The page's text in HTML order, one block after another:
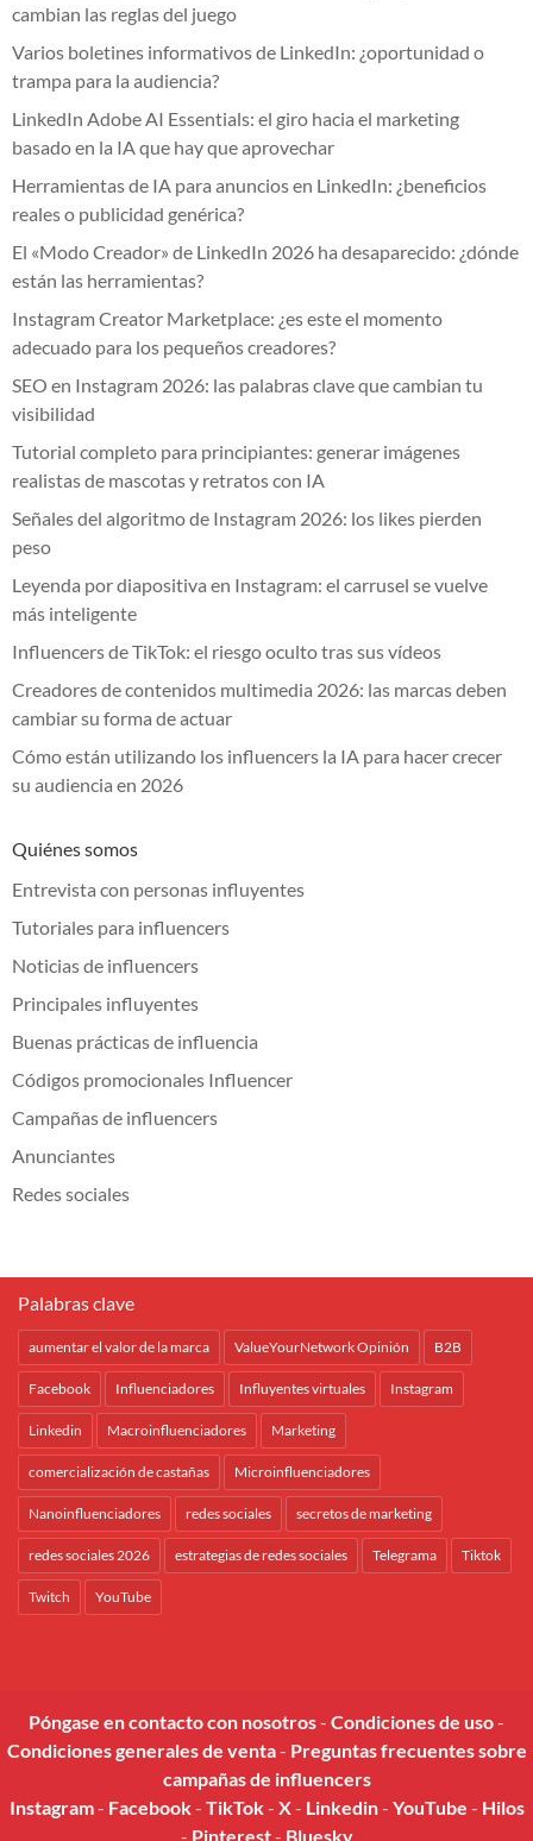
cambian las reglas del juego
Varios boletines informativos de LinkedIn: ¿oportunidad o
trampa para la audiencia?
LinkedIn Adobe AI Essentials: el giro hacia el marketing
basado en la IA que hay que aprovechar
Herramientas de IA para anuncios en LinkedIn: ¿beneficios
reales o publicidad genérica?
El «Modo Creador» de LinkedIn 2026 ha desaparecido: ¿dónde
están las herramientas?
Instagram Creator Marketplace: ¿es este el momento
adecuado para los pequeños creadores?
SEO en Instagram 2026: las palabras clave que cambian tu
visibilidad
Tutorial completo para principiantes: generar imágenes
realistas de mascotas y retratos con IA
Señales del algoritmo de Instagram 2026: los likes pierden
peso
Leyenda por diapositiva en Instagram: el carrusel se vuelve
más inteligente
Influencers de TikTok: el riesgo oculto tras sus vídeos
Creadores de contenidos multimedia 2026: las marcas deben
cambiar su forma de actuar
Cómo están utilizando los influencers la IA para hacer crecer
su audiencia en 2026
Quiénes somos
Entrevista con personas influyentes
Tutoriales para influencers
Noticias de influencers
Principales influyentes
Buenas prácticas de influencia
Códigos promocionales Influencer
Campañas de influencers
Anunciantes
Redes sociales
Palabras clave
aumentar el valor de la marca ValueYourNetwork Opinión B2B
Facebook Influenciadores Influyentes virtuales Instagram
Linkedin Macroinfluenciadores Marketing
comercialización de castañas Microinfluenciadores
Nanoinfluenciadores redes sociales secretos de marketing
redes sociales 2026 estrategias de redes sociales Telegrama Tiktok
Twitch YouTube
Póngase en contacto con nosotros- Condiciones de uso-
Condiciones generales de venta- Preguntas frecuentes sobre
campañas de influencers
Instagram- Facebook- TikTok- X- Linkedin- YouTube - Hilos
- Pinterest- Bluesky